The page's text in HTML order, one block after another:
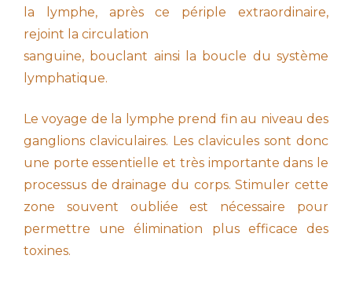
la lymphe, après ce périple extraordinaire,
rejoint la circulation
sanguine, bouclant ainsi la boucle du système
lymphatique.
Le voyage de la lymphe prend fin au niveau des
ganglions claviculaires. Les clavicules sont donc
une porte essentielle et très importante dans le
processus de drainage du corps. Stimuler cette
zone souvent oubliée est nécessaire pour
permettre une élimination plus efficace des
toxines.